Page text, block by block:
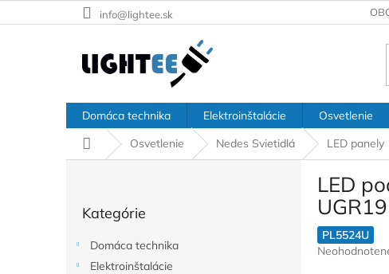
na
info@lightee.sk
Domáca technika Elektroinštalácie Osvetlenie
DomovOsvetlenie Nedes Svietidlá LED panely
kategórie
Kategórie
Domáca technika
Elektroinštalácie
LED
PL5524U
Priemerné